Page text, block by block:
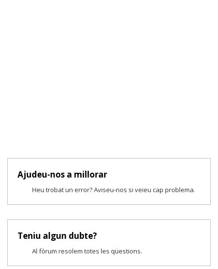
Ajudeu-nos a millorar
Heu trobat un error? Aviseu-nos si veieu cap problema.
Teniu algun dubte?
Al fòrum resolem totes les qüestions.